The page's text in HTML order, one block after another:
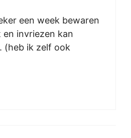
een week bewaren
en invriezen kan
(heb ik zelf ook